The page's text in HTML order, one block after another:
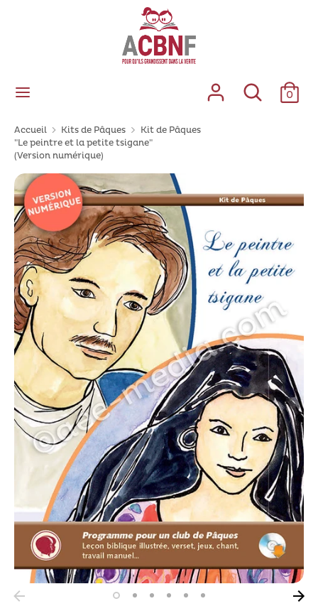
boutique
0
Accueil Kits de Pâques
Kit de Pâques
"Le peintre et la petite tsigane"
(Version numérique)